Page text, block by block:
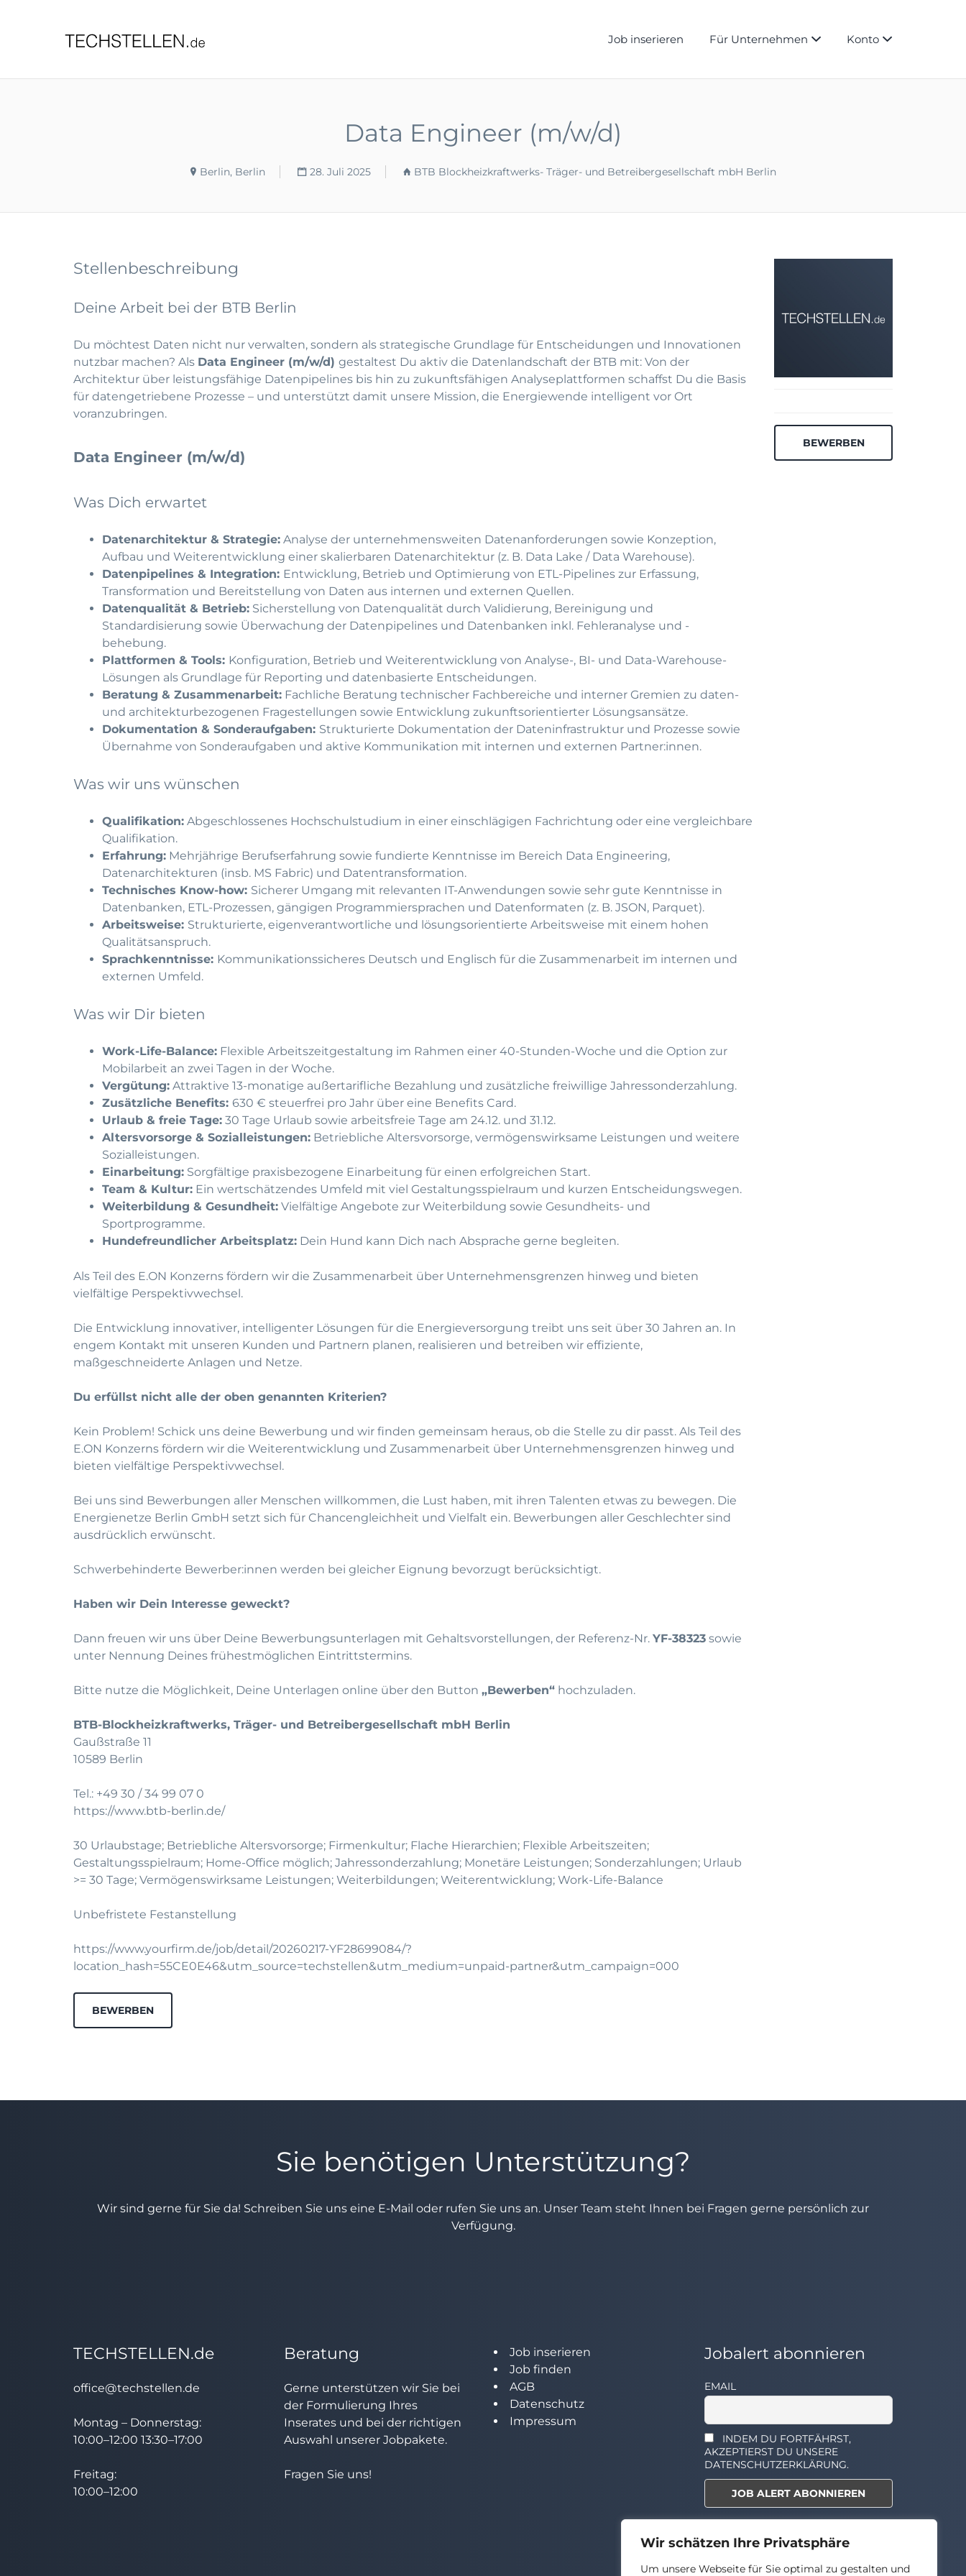
Wir schätzen Ihre Privatsphäre
Um unsere Webseite für Sie optimal zu gestalten und
Job inserieren Für Unternehmen Konto
Data Engineer (m/w/d)
Berlin, Berlin 28. Juli 2025 BTB Blockheizkraftwerks- Träger- und Betreibergesellschaft mbH Berlin
Stellenbeschreibung
Deine Arbeit bei der BTB Berlin
Du möchtest Daten nicht nur verwalten, sondern als strategische Grundlage für Entscheidungen und Innovationen
nutzbar machen? Als Data Engineer (m/w/d) gestaltest Du aktiv die Datenlandschaft der BTB mit: Von der
Architektur über leistungsfähige Datenpipelines bis hin zu zukunftsfähigen Analyseplattformen schaffst Du die Basis
für datengetriebene Prozesse – und unterstützt damit unsere Mission, die Energiewende intelligent vor Ort
voranzubringen.
Data Engineer (m/w/d)
Was Dich erwartet
Datenarchitektur & Strategie: Analyse der unternehmensweiten Datenanforderungen sowie Konzeption,
Aufbau und Weiterentwicklung einer skalierbaren Datenarchitektur (z. B. Data Lake / Data Warehouse).
Datenpipelines & Integration: Entwicklung, Betrieb und Optimierung von ETL-Pipelines zur Erfassung,
Transformation und Bereitstellung von Daten aus internen und externen Quellen.
Datenqualität & Betrieb: Sicherstellung von Datenqualität durch Validierung, Bereinigung und
Standardisierung sowie Überwachung der Datenpipelines und Datenbanken inkl. Fehleranalyse und -
behebung.
Plattformen & Tools: Konfiguration, Betrieb und Weiterentwicklung von Analyse-, BI- und Data-Warehouse-
Lösungen als Grundlage für Reporting und datenbasierte Entscheidungen.
Beratung & Zusammenarbeit: Fachliche Beratung technischer Fachbereiche und interner Gremien zu daten-
und architekturbezogenen Fragestellungen sowie Entwicklung zukunftsorientierter Lösungsansätze.
Dokumentation & Sonderaufgaben: Strukturierte Dokumentation der Dateninfrastruktur und Prozesse sowie
Übernahme von Sonderaufgaben und aktive Kommunikation mit internen und externen Partner:innen.
Was wir uns wünschen
Qualifikation: Abgeschlossenes Hochschulstudium in einer einschlägigen Fachrichtung oder eine vergleichbare
Qualifikation.
Erfahrung: Mehrjährige Berufserfahrung sowie fundierte Kenntnisse im Bereich Data Engineering,
Datenarchitekturen (insb. MS Fabric) und Datentransformation.
Technisches Know-how: Sicherer Umgang mit relevanten IT-Anwendungen sowie sehr gute Kenntnisse in
Datenbanken, ETL-Prozessen, gängigen Programmiersprachen und Datenformaten (z. B. JSON, Parquet).
Arbeitsweise: Strukturierte, eigenverantwortliche und lösungsorientierte Arbeitsweise mit einem hohen
Qualitätsanspruch.
Sprachkenntnisse: Kommunikationssicheres Deutsch und Englisch für die Zusammenarbeit im internen und
externen Umfeld.
Was wir Dir bieten
Work-Life-Balance: Flexible Arbeitszeitgestaltung im Rahmen einer 40-Stunden-Woche und die Option zur
Mobilarbeit an zwei Tagen in der Woche.
Vergütung: Attraktive 13-monatige außertarifliche Bezahlung und zusätzliche freiwillige Jahressonderzahlung.
Zusätzliche Benefits: 630 € steuerfrei pro Jahr über eine Benefits Card.
Urlaub & freie Tage: 30 Tage Urlaub sowie arbeitsfreie Tage am 24.12. und 31.12.
Altersvorsorge & Sozialleistungen: Betriebliche Altersvorsorge, vermögenswirksame Leistungen und weitere
Sozialleistungen.
Einarbeitung: Sorgfältige praxisbezogene Einarbeitung für einen erfolgreichen Start.
Team & Kultur: Ein wertschätzendes Umfeld mit viel Gestaltungsspielraum und kurzen Entscheidungswegen.
Weiterbildung & Gesundheit: Vielfältige Angebote zur Weiterbildung sowie Gesundheits- und
Sportprogramme.
Hundefreundlicher Arbeitsplatz: Dein Hund kann Dich nach Absprache gerne begleiten.
Als Teil des E.ON Konzerns fördern wir die Zusammenarbeit über Unternehmensgrenzen hinweg und bieten
vielfältige Perspektivwechsel.
Die Entwicklung innovativer, intelligenter Lösungen für die Energieversorgung treibt uns seit über 30 Jahren an. In
engem Kontakt mit unseren Kunden und Partnern planen, realisieren und betreiben wir effiziente,
maßgeschneiderte Anlagen und Netze.
Du erfüllst nicht alle der oben genannten Kriterien?
Kein Problem! Schick uns deine Bewerbung und wir finden gemeinsam heraus, ob die Stelle zu dir passt. Als Teil des
E.ON Konzerns fördern wir die Weiterentwicklung und Zusammenarbeit über Unternehmensgrenzen hinweg und
bieten vielfältige Perspektivwechsel.
Bei uns sind Bewerbungen aller Menschen willkommen, die Lust haben, mit ihren Talenten etwas zu bewegen. Die
Energienetze Berlin GmbH setzt sich für Chancengleichheit und Vielfalt ein. Bewerbungen aller Geschlechter sind
ausdrücklich erwünscht.
Schwerbehinderte Bewerber:innen werden bei gleicher Eignung bevorzugt berücksichtigt.
Haben wir Dein Interesse geweckt?
Dann freuen wir uns über Deine Bewerbungsunterlagen mit Gehaltsvorstellungen, der Referenz-Nr. YF-38323 sowie
unter Nennung Deines frühestmöglichen Eintrittstermins.
Bitte nutze die Möglichkeit, Deine Unterlagen online über den Button „Bewerben“ hochzuladen.
BTB-Blockheizkraftwerks, Träger- und Betreibergesellschaft mbH Berlin
Gaußstraße 11
10589 Berlin
Tel.: +49 30 / 34 99 07 0
https://www.btb-berlin.de/
30 Urlaubstage; Betriebliche Altersvorsorge; Firmenkultur; Flache Hierarchien; Flexible Arbeitszeiten;
Gestaltungsspielraum; Home-Office möglich; Jahressonderzahlung; Monetäre Leistungen; Sonderzahlungen; Urlaub
>= 30 Tage; Vermögenswirksame Leistungen; Weiterbildungen; Weiterentwicklung; Work-Life-Balance
Unbefristete Festanstellung
https://www.yourfirm.de/job/detail/20260217-YF28699084/?
location_hash=55CE0E46&utm_source=techstellen&utm_medium=unpaid-partner&utm_campaign=000
BEWERBEN
BEWERBEN
Sie benötigen Unterstützung?
Wir sind gerne für Sie da! Schreiben Sie uns eine E-Mail oder rufen Sie uns an. Unser Team steht Ihnen bei Fragen gerne persönlich zur
Verfügung.
TECHSTELLEN.de
office@techstellen.de
Montag – Donnerstag:
10:00–12:00 13:30–17:00
Freitag:
10:00–12:00
Beratung
Gerne unterstützen wir Sie bei
der Formulierung Ihres
Inserates und bei der richtigen
Auswahl unserer Jobpakete.
Fragen Sie uns!
Job inserieren
Job finden
AGB
Datenschutz
Impressum
Jobalert abonnieren
EMAIL
INDEM DU FORTFÄHRST,
AKZEPTIERST DU UNSERE
DATENSCHUTZERKLÄRUNG.
Select the widget you want to